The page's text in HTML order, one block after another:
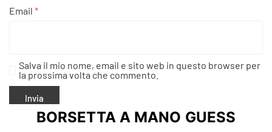
Email *
Salva il mio nome, email e sito web in questo browser per
la prossima volta che commento.
BORSETTA A MANO GUESS